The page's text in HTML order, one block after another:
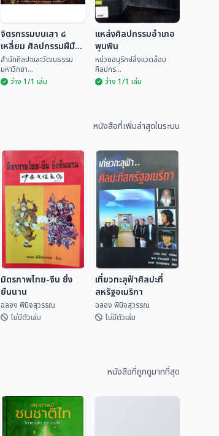
จิตรกรรมบนเสา ๘
เหลี่ยม ศิลปกรรมฝีมือ
ช่างพื้นบ้านวัดทรายงาม
อำเภอหล่มเก่า จังหวัด
เพชรบูรณ์
สำนักศิลปะและวัฒนธรรม
มหาวิทยา...
ว่าง 1/1 เล่ม
หน่วยอนุรักษ์สิ่งแวด...
แหล่งศิลปกรรมอำเภอ
พุนพิน
หน่วยอนุรักษ์สิ่งแวดล้อม
ศิลปกร...
ว่าง 1/1 เล่ม
หนังสือที่เพิ่มล่าสุดในระบบ
มิตรภาพไทย-จีน ยิ่ง
ยืนนาน
ฉลอง พินิจสุวรรณ
ไม่มีตัวเล่ม
ฉลอง พินิจสุวรรณ
เที่ยวทะลุฟ้าศิลปะที่
สหรัฐอเมริกา
ฉลอง พินิจสุวรรณ
ไม่มีตัวเล่ม
หนังสือที่ถูกดูมากที่สุด